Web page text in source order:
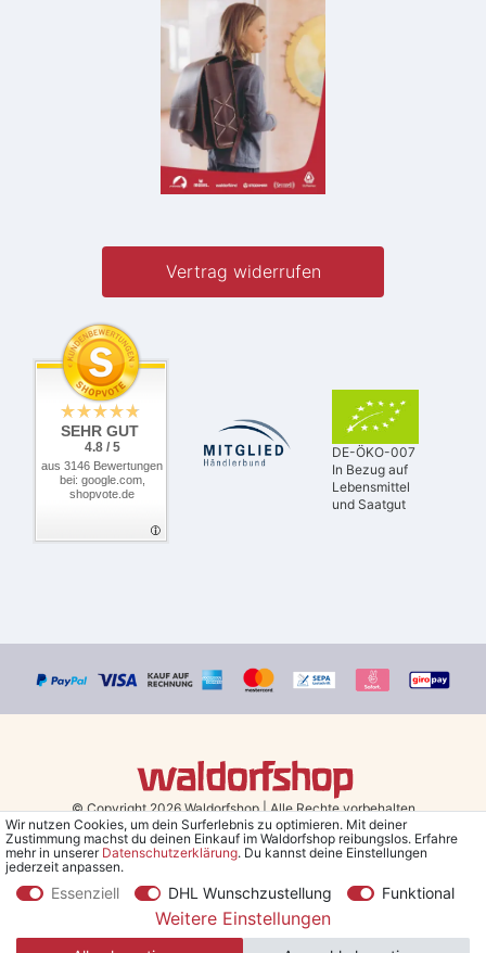
Vertrag widerrufen
SEHR GUT
4.8 / 5
aus 3146 Bewertungen
bei: google.com,
shopvote.de
DE-ÖKO-007
In Bezug auf
Lebensmittel
und Saatgut
© Copyright 2026 Waldorfshop|Alle Rechte vorbehalten.
Bestellungen mit Prio Versand bis 13 Uhr, garantierter Versand am
*Kostenlose Lieferung in Deutschland und Österreich ab 79 €.
nur für Sparversand - ausgenommen Sperrgut und Speditionsware)
Wir nutzen Cookies, um dein Surferlebnis zu optimieren. Mit deiner
Zustimmung machst du deinen Einkauf im Waldorfshop reibungslos. Erfahre
mehr in unserer Daten­schutz­erklärung. Du kannst deine Einstellungen
jederzeit anpassen.
Essenziell DHL Wunschzustellung Funktional
Weitere Einstellungen